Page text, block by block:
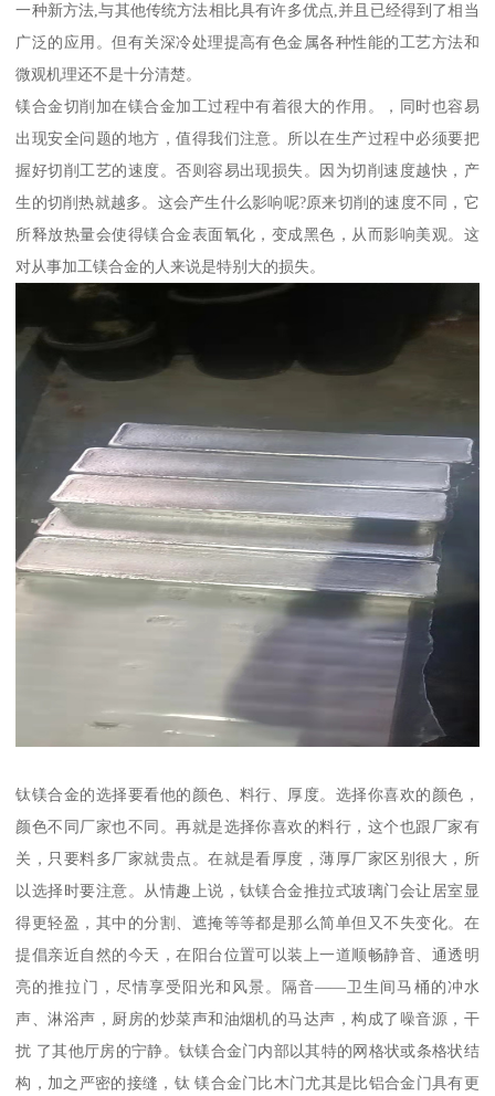
一种新方法,与其他传统方法相比具有许多优点,并且已经得到了相当
广泛的应用。但有关深冷处理提高有色金属各种性能的工艺方法和
微观机理还不是十分清楚。
镁合金切削加在镁合金加工过程中有着很大的作用。，同时也容易
出现安全问题的地方，值得我们注意。所以在生产过程中必须要把
握好切削工艺的速度。否则容易出现损失。因为切削速度越快，产
生的切削热就越多。这会产生什么影响呢?原来切削的速度不同，它
所释放热量会使得镁合金表面氧化，变成黑色，从而影响美观。这
对从事加工镁合金的人来说是特别大的损失。
钛镁合金的选择要看他的颜色、料行、厚度。选择你喜欢的颜色，
颜色不同厂家也不同。再就是选择你喜欢的料行，这个也跟厂家有
关，只要料多厂家就贵点。在就是看厚度，薄厚厂家区别很大，所
以选择时要注意。从情趣上说，钛镁合金推拉式玻璃门会让居室显
得更轻盈，其中的分割、遮掩等等都是那么简单但又不失变化。在
提倡亲近自然的今天，在阳台位置可以装上一道顺畅静音、通透明
亮的推拉门，尽情享受阳光和风景。隔音——卫生间马桶的冲水
声、淋浴声，厨房的炒菜声和油烟机的马达声，构成了噪音源，干
扰 了其他厅房的宁静。钛镁合金门内部以其特的网格状或条格状结
构，加之严密的接缝，钛 镁合金门比木门尤其是比铝合金门具有更